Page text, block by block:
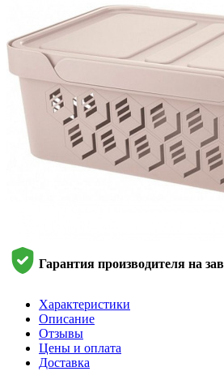
Гарантия производителя на
Характеристики
Описание
Отзывы
Цены и оплата
Доставка